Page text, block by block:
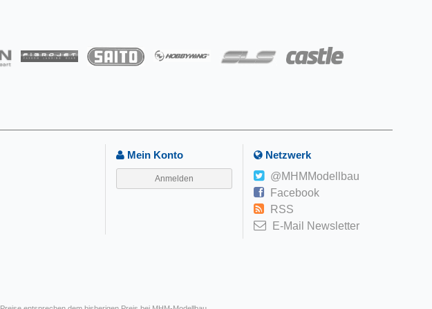
Mein Konto
Anmelden
Netzwerk
@MHMModellbau
Facebook
RSS
E-Mail Newsletter